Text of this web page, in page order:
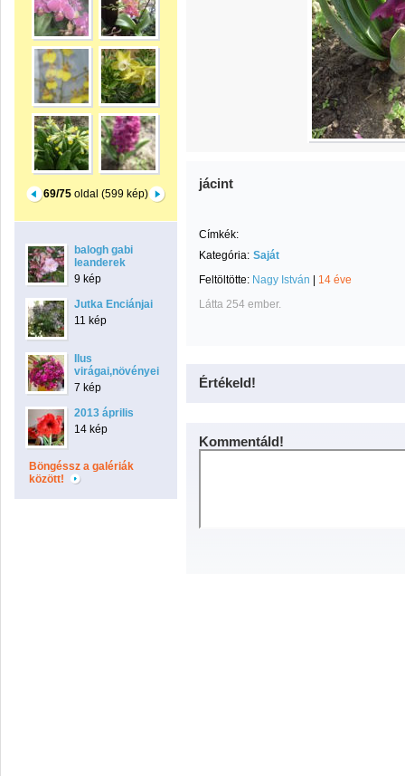
69/75 oldal (599 kép)
balogh gabi
leanderek
9 kép
Jutka Enciánjai
11 kép
Ilus
virágai,növényei
7 kép
2013 április
14 kép
Böngéssz a galériák
között!
jácint
Címkék:
Kategória: Saját
Feltöltötte: Nagy István
14 éve
Látta 254 ember.
Értékeld!
Kommentáld!